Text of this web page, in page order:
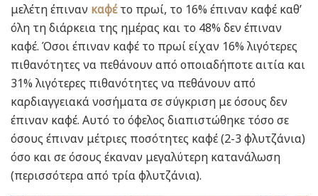
μελέτη έπιναν καφέτο πρωί, το 16% έπιναν καφέ καθ’
όλη τη διάρκεια της ημέρας και το 48% δεν έπιναν
καφέ. Όσοι έπιναν καφέ το πρωί είχαν 16% λιγότερες
πιθανότητες να πεθάνουν από οποιαδήποτε αιτία και
31% λιγότερες πιθανότητες να πεθάνουν από
καρδιαγγειακά νοσήματα σε σύγκριση με όσους δεν
έπιναν καφέ. Αυτό το όφελος διαπιστώθηκε τόσο σε
όσους έπιναν μέτριες ποσότητες καφέ (2-3 φλυτζάνια)
όσο και σε όσους έκαναν μεγαλύτερη κατανάλωση
(περισσότερα από τρία φλυτζάνια).